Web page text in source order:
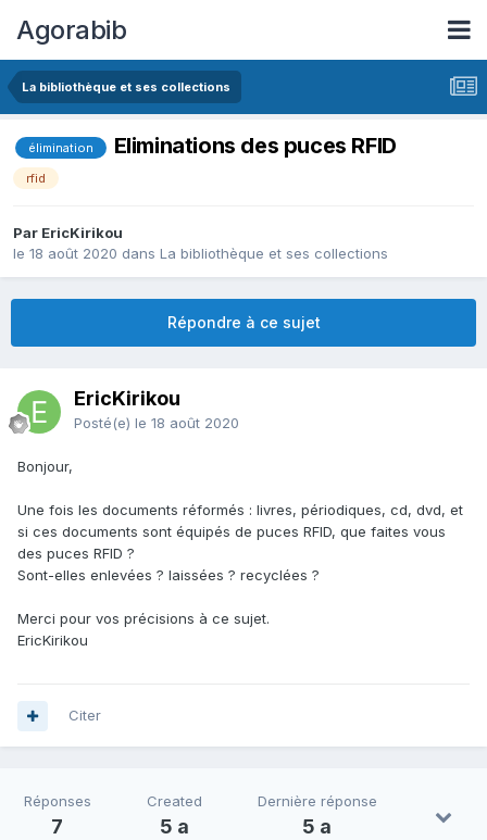
Agorabib
La bibliothèque et ses collections
élimination Eliminations des puces RFID
rfid
Par EricKirikou
le 18 août 2020 dans La bibliothèque et ses collections
Répondre à ce sujet
EricKirikou
Posté(e) le 18 août 2020
Bonjour,
Une fois les documents réformés : livres, périodiques, cd, dvd, et
si ces documents sont équipés de puces RFID, que faites vous
des puces RFID ?
Sont-elles enlevées ? laissées ? recyclées ?
Merci pour vos précisions à ce sujet.
EricKirikou
Citer
Réponses
7
Created
5 a
Dernière réponse
5 a